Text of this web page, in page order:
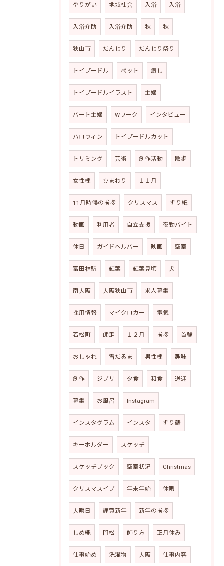
やりがい 地域社会 入浴 入浴
入浴介助 入浴介助 秋 秋
狭山市 だんじり だんじり祭り
トイプードル ペット 癒し
トイプードルイラスト 主婦
パート主婦 Wワーク インタビュー
ハロウィン トイプードルカット
トリミング 芸術 創作活動 散歩
女性棟 ひまわり １１月
11月時候の挨拶 クリスマス 折り紙
動画 利用者 自立支援 夜勤バイト
休日 ガイドヘルパー 映画 空室
富田林駅 紅葉 紅葉見頃 犬
南大阪 大阪狭山市 求人募集
採用情報 マイクロカー 電気
若松町 師走 １２月 挨拶 首輪
おしゃれ 雪だるま 男性棟 趣味
創作 ジブリ 夕食 和食 送迎
募集 お風呂 Instagram
インスタグラム インスタ 折り鶴
キーホルダー スケッチ
スケッチブック 空室状況 Christmas
クリスマスイブ 年末年始 休暇
大晦日 謹賀新年 新年の挨拶
しめ縄 門松 飾り方 正月休み
仕事始め 洗濯物 大阪 仕事内容